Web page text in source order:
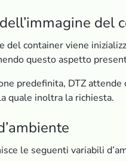
del
del container viene
questo aspetto
predefinita, DTZ
quale inoltra la richiesta.
le seguenti variabili